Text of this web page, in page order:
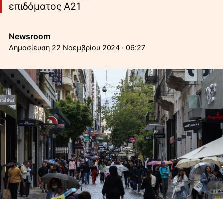
επιδόματος A21
Newsroom
22 Νοεμβρίου 2024 · 06:27